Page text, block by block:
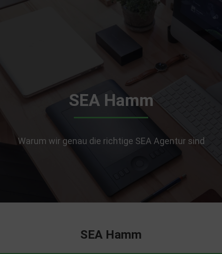
SEA Hamm
Warum wir genau die richtige SEA Agentur sind
SEA Hamm